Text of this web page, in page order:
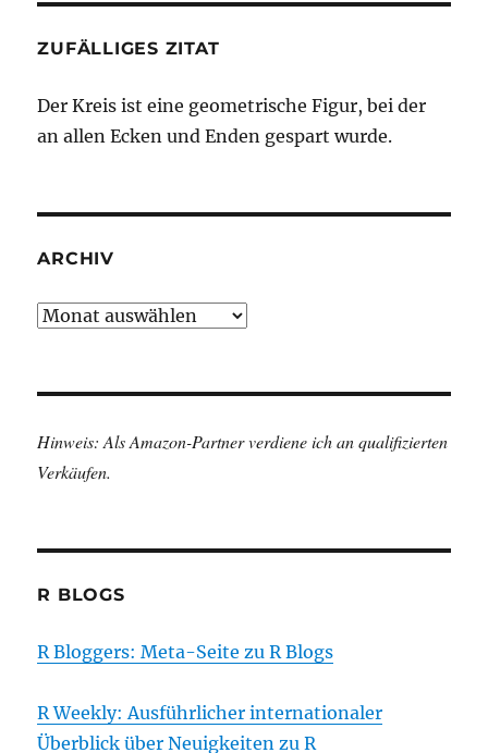
ZUFÄLLIGES ZITAT
Der Kreis ist eine geometrische Figur, bei der
an allen Ecken und Enden gespart wurde.
ARCHIV
Archiv
Hinweis: Als Amazon-Partner verdiene ich an qualifizierten
Verkäufen.
R BLOGS
R Bloggers: Meta-Seite zu R Blogs
R Weekly: Ausführlicher internationaler
Überblick über Neuigkeiten zu R